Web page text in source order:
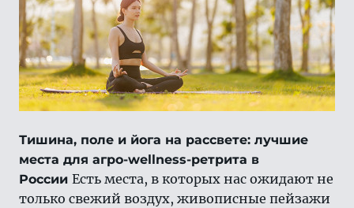
Тишина, поле и йога на рассвете: лучшие
места для агро-wellness-ретрита в
России Есть места, в которых нас ожидают не
только свежий воздух, живописные пейзажи